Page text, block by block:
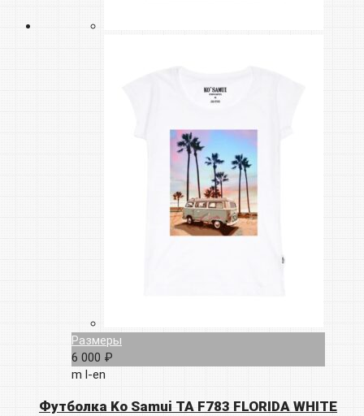
Размеры
6 000 ₽
m l-en
Футболка Ko Samui TA F783 FLORIDA WHITE